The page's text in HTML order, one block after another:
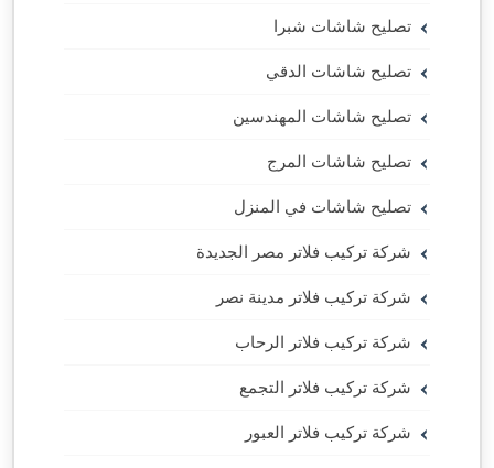
تصليح شاشات شبرا
تصليح شاشات الدقي
تصليح شاشات المهندسين
تصليح شاشات المرج
تصليح شاشات في المنزل
شركة تركيب فلاتر مصر الجديدة
شركة تركيب فلاتر مدينة نصر
شركة تركيب فلاتر الرحاب
شركة تركيب فلاتر التجمع
شركة تركيب فلاتر العبور